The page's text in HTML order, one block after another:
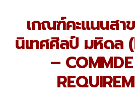
เกณฑ์คะแนนสา
นิเทศศิลป์ มหิดล
–